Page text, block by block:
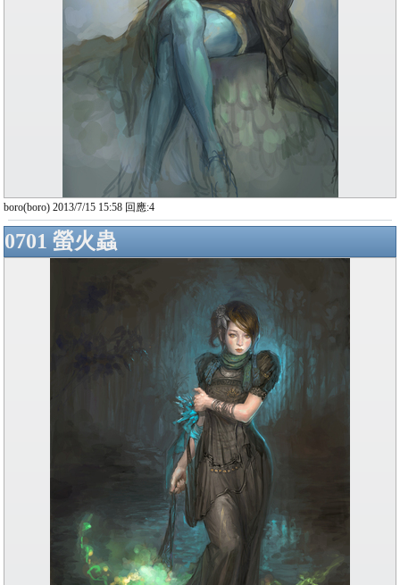
boro(boro) 2013/7/15 15:58 回應:4
0701 螢火蟲